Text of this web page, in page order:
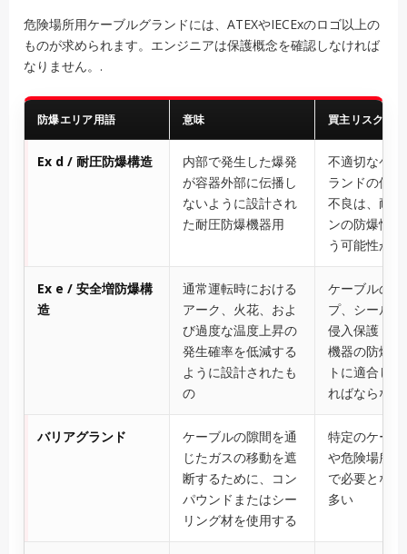
危険場所用ケーブルグランドには、ATEXやIECExのロゴ以上の
ものが求められます。エンジニアは保護概念を確認しなければ
なりません。.
防爆エリア用語 意味 買主リスク
Ex d / 耐圧防爆構造
内部で発生した爆発
が容器外部に伝播し
ないように設計され
た耐圧防爆機器用
不適切なケ
ランドの使
不良は、耐
ンの防爆性
う可能性が
Ex e / 安全増防爆構
造
通常運転時における
アーク、火花、およ
び過度な温度上昇の
発生確率を低減する
ように設計されたも
の
ケーブルの
プ、シール
侵入保護（IP
機器の防爆
トに適合し
ればならない
バリアグランド
ケーブルの隙間を通
じたガスの移動を遮
断するために、コン
パウンドまたはシー
リング材を使用する
特定のケー
や危険場所
で必要とな
多い